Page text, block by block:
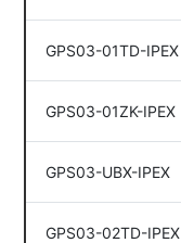
GPS03-01TD-IPEX
GPS03-01ZK-IPEX
GPS03-UBX-IPEX
GPS03-02TD-IPEX